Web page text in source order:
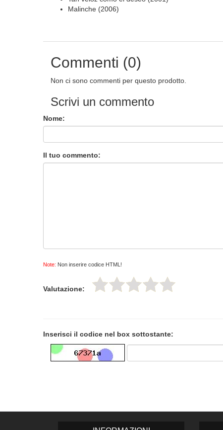
Malinche (2006)
Commenti (0)
Non ci sono commenti per questo prodotto.
Scrivi un commento
Nome:
Il tuo commento:
Note: Non inserire codice HTML!
Valutazione:
Inserisci il codice nel box sottostante: